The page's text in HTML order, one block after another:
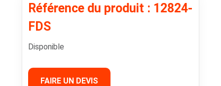
Référence du produit : 12824-
FDS
Disponible
FAIRE UN DEVIS